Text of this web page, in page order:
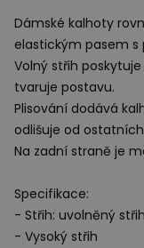
Dámské kalhoty
elastickým pasem s
Volný střih
tvaruje postavu.
Plisování dodává
odlišuje od
Na zadní straně je
Specifikace:
- Střih: uvolněný střih
- Vysoký střih